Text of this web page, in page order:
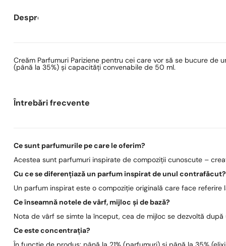
Despre Parfumuri Pariziene
Creăm Parfumuri Pariziene pentru cei care vor să se bucure
(până la 35%) și capacități convenabile de 50 ml.
Întrebări frecvente
Ce sunt parfumurile pe care le oferim?
Acestea sunt parfumuri inspirate de compoziții cunoscute –
Cu ce se diferențiază un parfum inspirat de unul contrafăcut?
Un parfum inspirat este o compoziție originală care face
Ce înseamnă notele de vârf, mijloc și de bază?
Nota de vârf se simte la început, cea de mijloc se dezvoltă
Ce este concentrația?